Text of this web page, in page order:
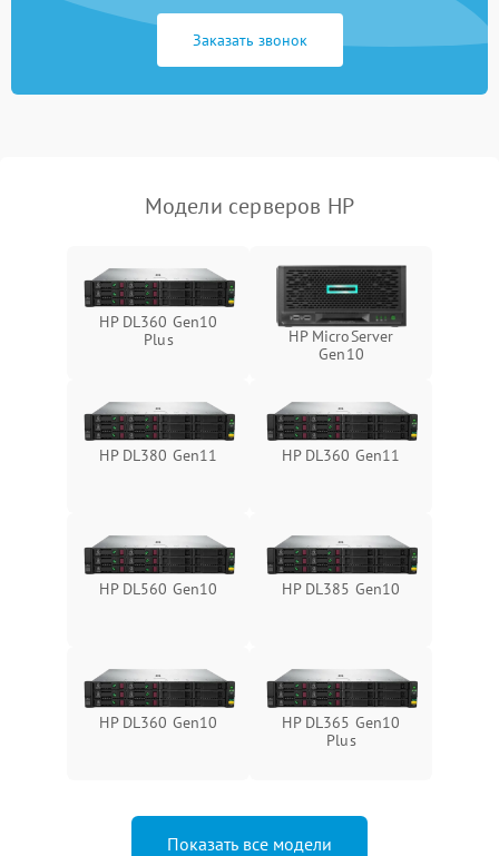
Система охлаждения
Заказать звонок
Модели серверов HP
HP DL360 Gen10
Plus
HP MicroServer
Gen10
HP DL380 Gen11 HP DL360 Gen11
HP DL560 Gen10 HP DL385 Gen10
HP DL360 Gen10
HP DL365 Gen10
Plus
Показать все модели